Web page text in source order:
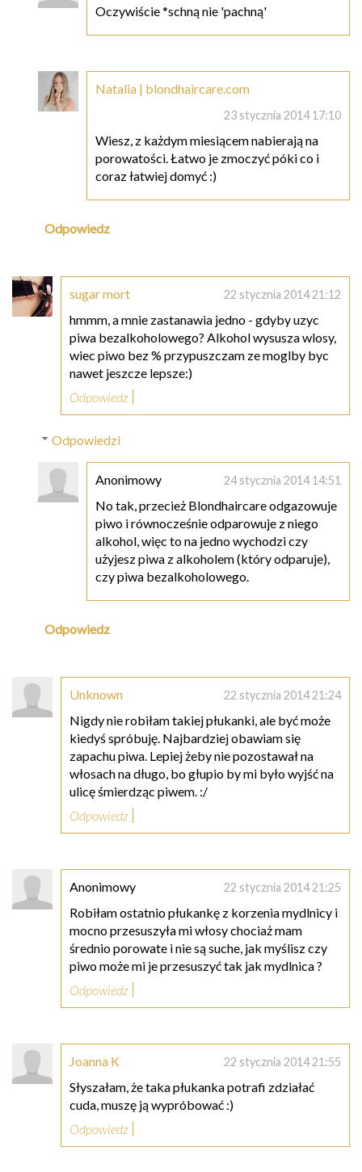
Oczywiście *schną nie 'pachną'
Natalia | blondhaircare.com
23 stycznia 2014 17:10
Wiesz, z każdym miesiącem nabierają na
porowatości. Łatwo je zmoczyć póki co i
coraz łatwiej domyć :)
Odpowiedz
sugar mort 22 stycznia 2014 21:12
hmmm, a mnie zastanawia jedno - gdyby uzyc
piwa bezalkoholowego? Alkohol wysusza wlosy,
wiec piwo bez % przypuszczam ze moglby byc
nawet jeszcze lepsze:)
Odpowiedz
Odpowiedzi
Anonimowy 24 stycznia 2014 14:51
No tak, przecież Blondhaircare odgazowuje
piwo i równocześnie odparowuje z niego
alkohol, więc to na jedno wychodzi czy
użyjesz piwa z alkoholem (który odparuje),
czy piwa bezalkoholowego.
Odpowiedz
Unknown 22 stycznia 2014 21:24
Nigdy nie robiłam takiej płukanki, ale być może
kiedyś spróbuję. Najbardziej obawiam się
zapachu piwa. Lepiej żeby nie pozostawał na
włosach na długo, bo głupio by mi było wyjść na
ulicę śmierdząc piwem. :/
Odpowiedz
Anonimowy 22 stycznia 2014 21:25
Robiłam ostatnio płukankę z korzenia mydlnicy i
mocno przesuszyła mi włosy chociaż mam
średnio porowate i nie są suche, jak myślisz czy
piwo może mi je przesuszyć tak jak mydlnica ?
Odpowiedz
Joanna K 22 stycznia 2014 21:55
Słyszałam, że taka płukanka potrafi zdziałać
cuda, muszę ją wypróbować :)
Odpowiedz